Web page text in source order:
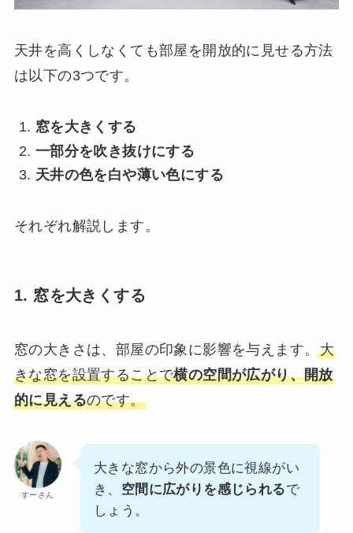
天井を高くしなくても部屋を開放的に見せる方法
は以下の3つです。
窓を大きくする
一部分を吹き抜けにする
天井の色を白や薄い色にする
それぞれ解説します。
1. 窓を大きくする
窓の大きさは、部屋の印象に影響を与えます。大
きな窓を設置することで横の空間が広がり、開放
的に見えるのです。
すーさん
大きな窓から外の景色に視線がい
き、 空間に広がりを感じられるで
しょう。